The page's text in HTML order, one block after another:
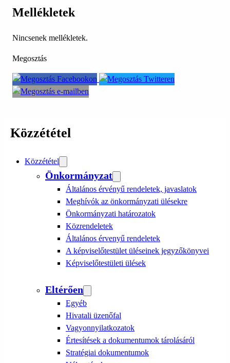
Mellékletek
Nincsenek mellékletek.
Megosztás
Közzététel
Közzététel
Önkormányzat
Általános érvényű rendeletek, javaslatok
Meghívók az önkormányzati ülésekre
Önkormányzati határozatok
Közrendeletek
Általános érvenyű rendeletek
A képviselőtestület üléseinek jegyzőkönyvei
Képviselőtestületi ülések
Eltérően
Egyéb
Hivatali üzenőfal
Vagyonnyilatkozatok
Értesítések a dokumentumok tárolásáról
Stratégiai dokumentumok